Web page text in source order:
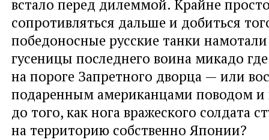
встало перед дилеммой. Крайне
сопротивляться дальше и добиться
победоносные русские танки
гусеницы последнего воина микадо
на пороге Запретного дворца — или
подаренным американцами поводом и
до того, как нога вражеского солдата
на территорию собственно Японии?